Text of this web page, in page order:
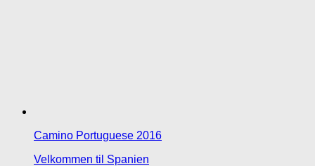
Camino Portuguese 2016
Velkommen til Spanien